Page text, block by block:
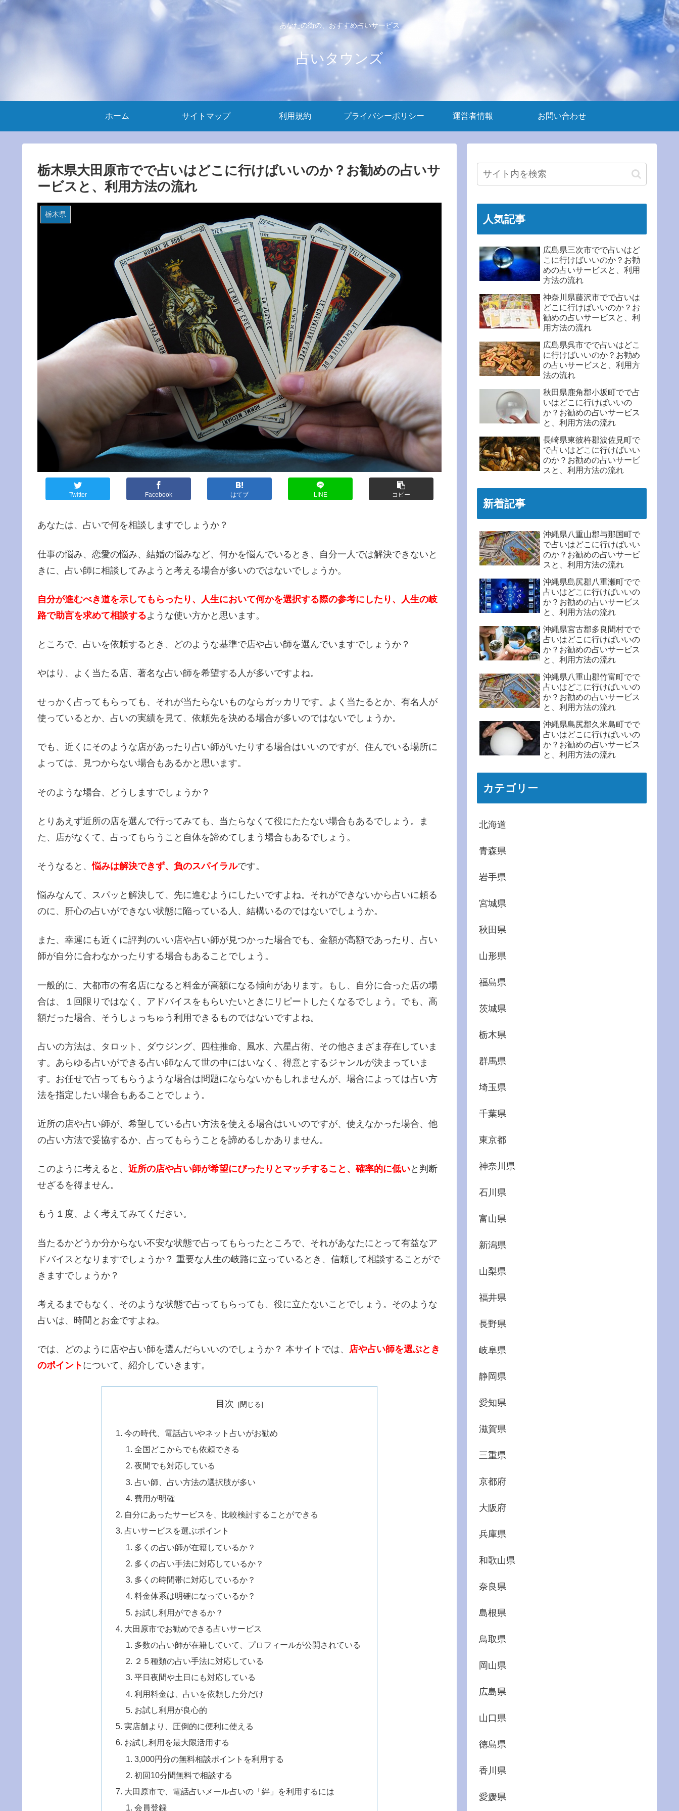
あなたの街の、おすすめ占いサービス
占いタウンズ
ホーム サイトマップ 利用規約 プライバシーポリシー 運営者情報 お問い合わせ
栃木県大田原市でで占いはどこに行けばいいのか？お勧めの占いサ
ービスと、利用方法の流れ
栃木県
Twitter Facebook はてブ LINE コピー
あなたは、占いで何を相談しますでしょうか？
仕事の悩み、恋愛の悩み、結婚の悩みなど、何かを悩んでいるとき、自分一人では解決できないと
きに、占い師に相談してみようと考える場合が多いのではないでしょうか。
自分が進むべき道を示してもらったり、人生において何かを選択する際の参考にしたり、人生の岐
路で助言を求めて相談するような使い方かと思います。
ところで、占いを依頼するとき、どのような基準で店や占い師を選んでいますでしょうか？
やはり、よく当たる店、著名な占い師を希望する人が多いですよね。
せっかく占ってもらっても、それが当たらないものならガッカリです。よく当たるとか、有名人が
使っているとか、占いの実績を見て、依頼先を決める場合が多いのではないでしょうか。
でも、近くにそのような店があったり占い師がいたりする場合はいいのですが、住んでいる場所に
よっては、見つからない場合もあるかと思います。
そのような場合、どうしますでしょうか？
とりあえず近所の店を選んで行ってみても、当たらなくて役にたたない場合もあるでしょう。ま
た、店がなくて、占ってもらうこと自体を諦めてしまう場合もあるでしょう。
そうなると、悩みは解決できず、負のスパイラルです。
悩みなんて、スパッと解決して、先に進むようにしたいですよね。それができないから占いに頼る
のに、肝心の占いができない状態に陥っている人、結構いるのではないでしょうか。
また、幸運にも近くに評判のいい店や占い師が見つかった場合でも、金額が高額であったり、占い
師が自分に合わなかったりする場合もあることでしょう。
一般的に、大都市の有名店になると料金が高額になる傾向があります。もし、自分に合った店の場
合は、１回限りではなく、アドバイスをもらいたいときにリピートしたくなるでしょう。でも、高
額だった場合、そうしょっちゅう利用できるものではないですよね。
占いの方法は、タロット、ダウジング、四柱推命、風水、六星占術、その他さまざま存在していま
す。あらゆる占いができる占い師なんて世の中にはいなく、得意とするジャンルが決まっていま
す。お任せで占ってもらうような場合は問題にならないかもしれませんが、場合によっては占い方
法を指定したい場合もあることでしょう。
近所の店や占い師が、希望している占い方法を使える場合はいいのですが、使えなかった場合、他
の占い方法で妥協するか、占ってもらうことを諦めるしかありません。
このように考えると、 近所の店や占い師が希望にぴったりとマッチすること、確率的に低いと判断
せざるを得ません。
もう１度、よく考えてみてください。
当たるかどうか分からない不安な状態で占ってもらったところで、それがあなたにとって有益なア
ドバイスとなりますでしょうか？ 重要な人生の岐路に立っているとき、信頼して相談することがで
きますでしょうか？
考えるまでもなく、そのような状態で占ってもらっても、役に立たないことでしょう。そのような
占いは、時間とお金ですよね。
では、どのように店や占い師を選んだらいいのでしょうか？ 本サイトでは、 店や占い師を選ぶとき
のポイント について、紹介していきます。
目次
今の時代、電話占いやネット占いがお勧め
全国どこからでも依頼できる
夜間でも対応している
占い師、占い方法の選択肢が多い
費用が明確
自分にあったサービスを、比較検討することができる
占いサービスを選ぶポイント
多くの占い師が在籍しているか？
多くの占い手法に対応しているか？
多くの時間帯に対応しているか？
料金体系は明確になっているか？
お試し利用ができるか？
大田原市でお勧めできる占いサービス
多数の占い師が在籍していて、プロフィールが公開されている
２５種類の占い手法に対応している
平日夜間や土日にも対応している
利用料金は、占いを依頼した分だけ
お試し利用が良心的
実店舗より、圧倒的に便利に使える
お試し利用を最大限活用する
3,000円分の無料相談ポイントを利用する
初回10分間無料で相談する
大田原市で、電話占いメール占いの「絆」を利用するには
会員登録
人気記事
広島県三次市でで占いはど
こに行けばいいのか？お勧
めの占いサービスと、利用
方法の流れ
神奈川県藤沢市でで占いは
どこに行けばいいのか？お
勧めの占いサービスと、利
用方法の流れ
広島県呉市でで占いはどこ
に行けばいいのか？お勧め
の占いサービスと、利用方
法の流れ
秋田県鹿角郡小坂町でで占
いはどこに行けばいいの
か？お勧めの占いサービス
と、利用方法の流れ
長崎県東彼杵郡波佐見町で
で占いはどこに行けばいい
のか？お勧めの占いサービ
スと、利用方法の流れ
新着記事
沖縄県八重山郡与那国町で
で占いはどこに行けばいい
のか？お勧めの占いサービ
スと、利用方法の流れ
沖縄県島尻郡八重瀬町でで
占いはどこに行けばいいの
か？お勧めの占いサービス
と、利用方法の流れ
沖縄県宮古郡多良間村でで
占いはどこに行けばいいの
か？お勧めの占いサービス
と、利用方法の流れ
沖縄県八重山郡竹富町でで
占いはどこに行けばいいの
か？お勧めの占いサービス
と、利用方法の流れ
沖縄県島尻郡久米島町でで
占いはどこに行けばいいの
か？お勧めの占いサービス
と、利用方法の流れ
カテゴリー
北海道
青森県
岩手県
宮城県
秋田県
山形県
福島県
茨城県
栃木県
群馬県
埼玉県
千葉県
東京都
神奈川県
石川県
富山県
新潟県
山梨県
福井県
長野県
岐阜県
静岡県
愛知県
滋賀県
三重県
京都府
大阪府
兵庫県
和歌山県
奈良県
島根県
鳥取県
岡山県
広島県
山口県
徳島県
香川県
愛媛県